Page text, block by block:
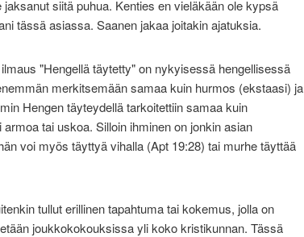
siitä puhua. Kenties en vieläkään ole kypsä
tässä asiassa. Saanen jakaa joitakin ajatuksia.
"Hengellä täytetty" on nykyisessä hengellisessä
merkitsemään samaa kuin hurmos (ekstaasi) ja
Hengen täyteydellä tarkoitettiin samaa kuin
tai uskoa. Silloin ihminen on jonkin asian
voi myös täyttyä vihalla (Apt 19:28) tai murhe täyttää
tullut erillinen tapahtuma tai kokemus, jolla on
joukkokokouksissa yli koko kristikunnan. Tässä